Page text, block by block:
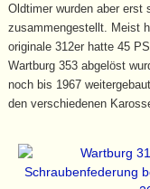
Oldtimer wurden aber erst
zusammengestellt. Meist
originale 312er hatte 45
Wartburg 353 abgelöst
noch bis 1967
den verschiedenen